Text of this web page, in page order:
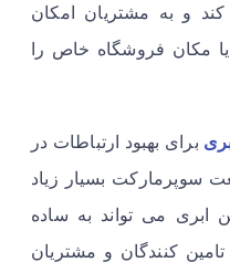
و به مشتریان امکان
فروشگاه خاص را
برای بهبود ارتباطات در
بسیار زیاد
می تواند به ساده
کنندگان و مشتریان